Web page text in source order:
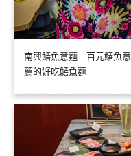
南興鱔魚意麵｜百元鱔魚
薦的好吃鱔魚麵